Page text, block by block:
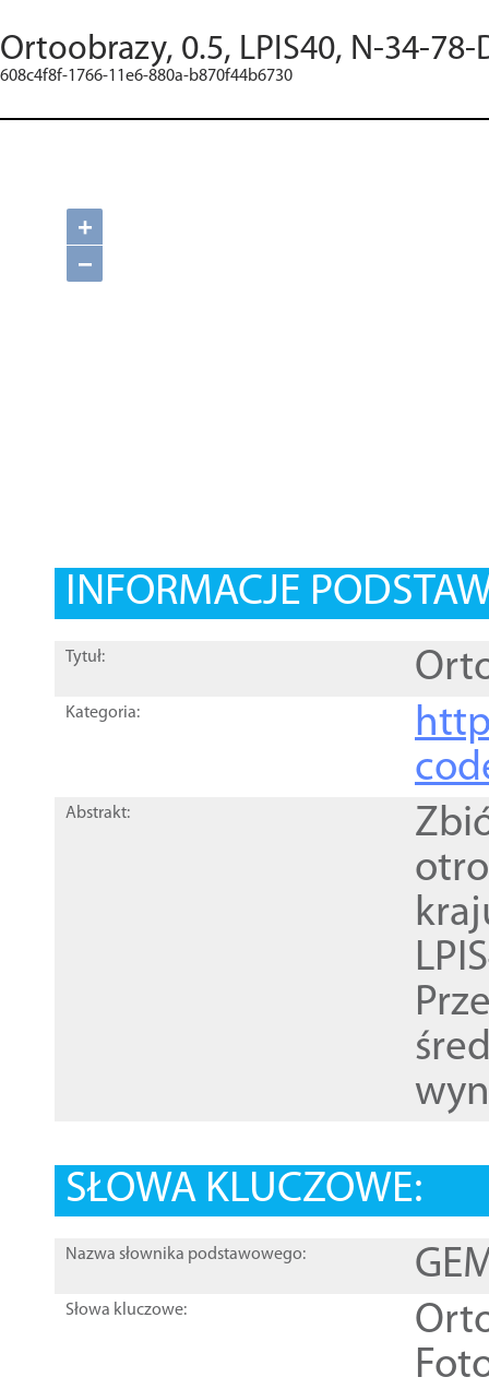
Ortoobrazy, 0.5, LPIS40, N-34-
608c4f8f-1766-11e6-880a-b870f44b6730
+
−
INFORMACJE
Tytuł:
Kategoria:
Abstrakt:
SŁOWA KLUCZOWE:
Nazwa słownika podstawowego:
Słowa kluczowe: